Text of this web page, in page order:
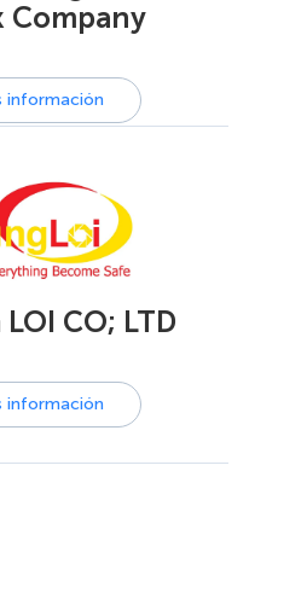
Company
información
CO; LTD
información